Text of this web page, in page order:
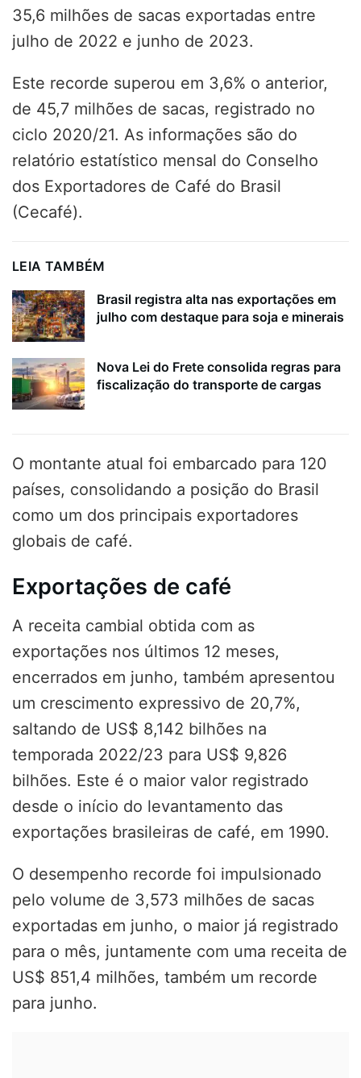
35,6 milhões de sacas exportadas entre
julho de 2022 e junho de 2023.
Este recorde superou em 3,6% o anterior,
de 45,7 milhões de sacas, registrado no
ciclo 2020/21. As informações são do
relatório estatístico mensal do Conselho
dos Exportadores de Café do Brasil
(Cecafé).
LEIA TAMBÉM
Brasil registra alta nas exportações em
julho com destaque para soja e minerais
Nova Lei do Frete consolida regras para
fiscalização do transporte de cargas
O montante atual foi embarcado para 120
países, consolidando a posição do Brasil
como um dos principais exportadores
globais de café.
Exportações de café
A receita cambial obtida com as
exportações nos últimos 12 meses,
encerrados em junho, também apresentou
um crescimento expressivo de 20,7%,
saltando de US$ 8,142 bilhões na
temporada 2022/23 para US$ 9,826
bilhões. Este é o maior valor registrado
desde o início do levantamento das
exportações brasileiras de café, em 1990.
O desempenho recorde foi impulsionado
pelo volume de 3,573 milhões de sacas
exportadas em junho, o maior já registrado
para o mês, juntamente com uma receita de
US$ 851,4 milhões, também um recorde
para junho.